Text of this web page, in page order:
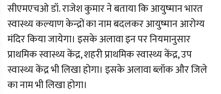
सीएमएचओ डॉ. राजेश कुमार ने बताया कि आयुष्मान भारत
स्वास्थ्य कल्याण केन्द्रों का नाम बदलकर आयुष्मान आरोग्य
मंदिर किया जायेगा। इसके अलावा इन पर नियमानुसार
प्राथमिक स्वास्थ्य केंद्र, शहरी प्राथमिक स्वास्थ्य केंद्र, उप
स्वास्थ्य केंद्र भी लिखा होगा। इसके अलावा ब्लॉक और जिले
का नाम भी लिखा होगा।